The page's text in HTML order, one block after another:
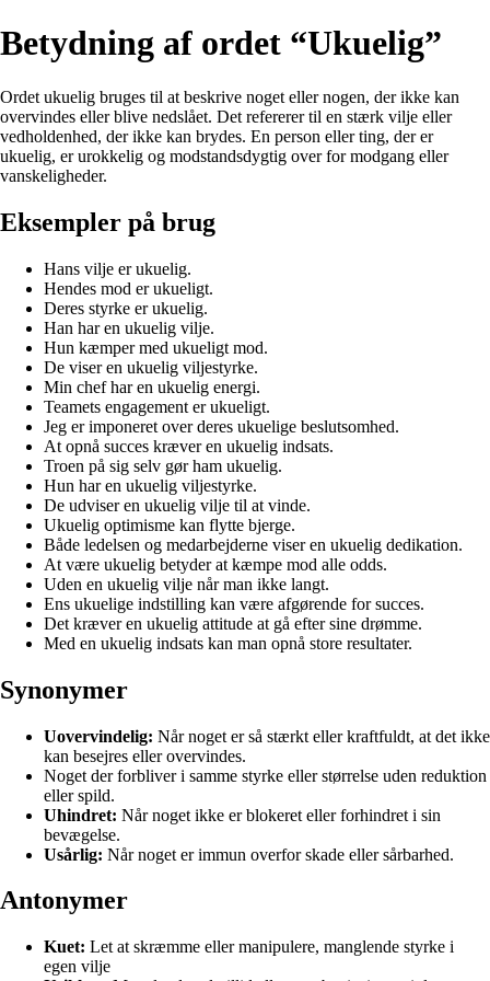
Betydning af ordet “Ukuelig”
Ordet ukuelig bruges til at beskrive noget eller nogen, der ikke kan
overvindes eller blive nedslået. Det refererer til en stærk vilje eller
vedholdenhed, der ikke kan brydes. En person eller ting, der er
ukuelig, er urokkelig og modstandsdygtig over for modgang eller
vanskeligheder.
Eksempler på brug
Hans vilje er ukuelig.
Hendes mod er ukueligt.
Deres styrke er ukuelig.
Han har en ukuelig vilje.
Hun kæmper med ukueligt mod.
De viser en ukuelig viljestyrke.
Min chef har en ukuelig energi.
Teamets engagement er ukueligt.
Jeg er imponeret over deres ukuelige beslutsomhed.
At opnå succes kræver en ukuelig indsats.
Troen på sig selv gør ham ukuelig.
Hun har en ukuelig viljestyrke.
De udviser en ukuelig vilje til at vinde.
Ukuelig optimisme kan flytte bjerge.
Både ledelsen og medarbejderne viser en ukuelig dedikation.
At være ukuelig betyder at kæmpe mod alle odds.
Uden en ukuelig vilje når man ikke langt.
Ens ukuelige indstilling kan være afgørende for succes.
Det kræver en ukuelig attitude at gå efter sine drømme.
Med en ukuelig indsats kan man opnå store resultater.
Synonymer
Uovervindelig: Når noget er så stærkt eller kraftfuldt, at det ikke
kan besejres eller overvindes.
Noget der forbliver i samme styrke eller størrelse uden reduktion
eller spild.
Uhindret: Når noget ikke er blokeret eller forhindret i sin
bevægelse.
Usårlig: Når noget er immun overfor skade eller sårbarhed.
Antonymer
Kuet: Let at skræmme eller manipulere, manglende styrke i
egen vilje